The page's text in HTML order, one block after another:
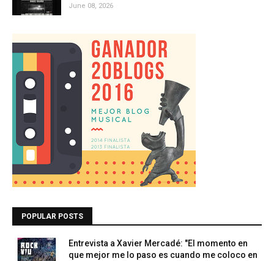
June 08, 2026
POPULAR POSTS
Entrevista a Xavier Mercadé: "El momento en
que mejor me lo paso es cuando me coloco en